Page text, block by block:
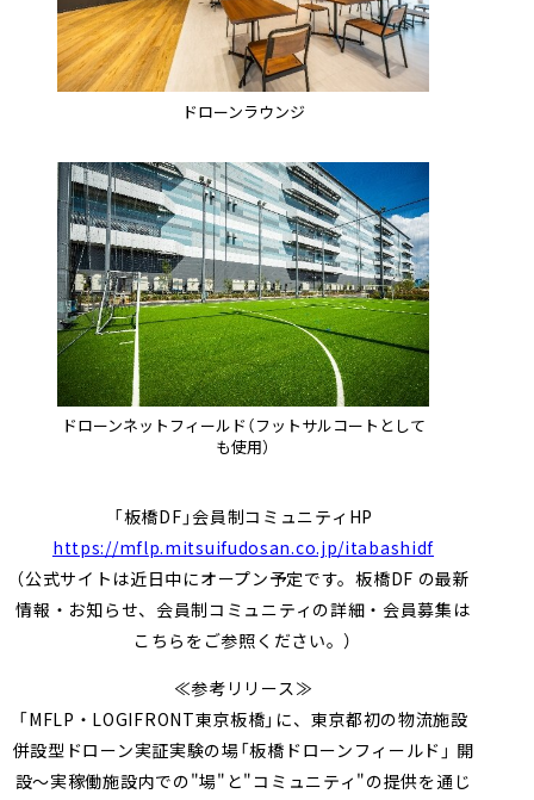
ドローンラウンジ
ドローンネットフィールド（フットサルコートとして
も使用）
「板橋 DF 」会員制コミュニティ HP
https://mflp.mitsuifudosan.co.jp/itabashidf
（公式サイトは近日中にオープン予定です。板橋DF の最新
情報・お知らせ、会員制コミュニティの詳細・会員募集は
こちらをご参照ください。）
≪参考リリース≫
「 MFLP ・ LOGIFRONT東京板橋」に、東京都初の物流施設
併設型ドローン実証実験の場「板橋ドローンフィールド」 開
設～実稼働施設内での"場"と"コミュニティ"の提供を通じ